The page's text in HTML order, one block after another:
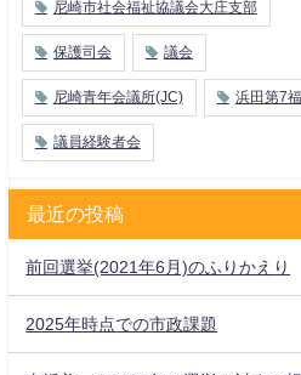
尼崎市社会福祉協議会大庄支部
保護司会 議会
尼崎青年会議所(JC) 浜田第7
議員経験者会
最近の投稿
前回選挙(2021年6月)のふりかえり
2025年時点での市政課題